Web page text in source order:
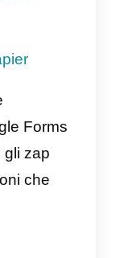
che
operazioni tra